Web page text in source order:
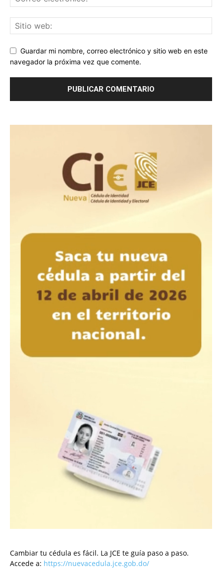
Guardar mi nombre, correo electrónico y sitio web en este
navegador la próxima vez que comente.
Cambiar tu cédula es fácil. La JCE te guía paso a paso.
Accede a: https://nuevacedula.jce.gob.do/